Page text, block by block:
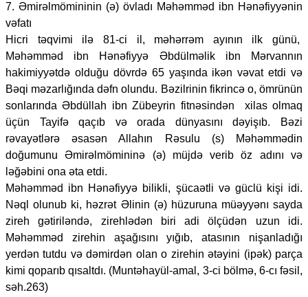
7. Əmirəlmömininin (ə) övladı Məhəmməd ibn Hənəfiyyənin
vəfatı
Hicri təqvimi ilə 81-ci il, məhərrəm ayının ilk günü,
Məhəmməd ibn Hənəfiyyə Əbdülməlik ibn Mərvannın
hakimiyyətdə olduğu dövrdə 65 yaşında ikən vəvat etdi və
Bəqi məzarlığında dəfn olundu. Bəzilrinin fikrincə o, ömrünün
sonlarında Əbdüllah ibn Zübeyrin fitnəsindən xilas olmaq
üçün Tayifə qaçıb və orada dünyasını dəyişıb. Bəzi
rəvayətlərə əsasən Allahın Rəsulu (s) Məhəmmədin
doğumunu Əmirəlmömininə (ə) müjdə verib öz adını və
ləğəbini ona əta etdi.
Məhəmməd ibn Hənəfiyyə bilikli, şücaətli və güclü kişi idi.
Nəql olunub ki, həzrət Əlinin (ə) hüzuruna müəyyənı sayda
zireh gətiriləndə, zirehlədən biri adi ölçüdən uzun idi.
Məhəmməd zirehin aşağısını yığıb, atasının nişanladığı
yerdən tutdu və dəmirdən olan o zirehin ətəyini (ipək) parça
kimi qoparıb qısaltdı. (Muntəhayül-amal, 3-ci bölmə, 6-cı fəsil,
səh.263)